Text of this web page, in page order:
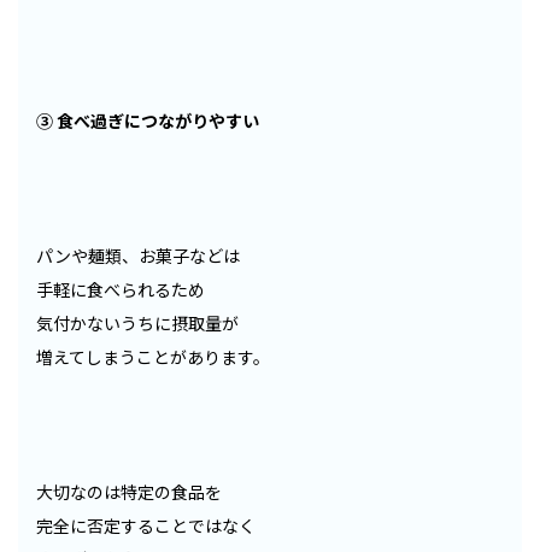
③ 食べ過ぎにつながりやすい
パンや麺類、お菓子などは
手軽に食べられるため
気付かないうちに摂取量が
増えてしまうことがあります。
大切なのは特定の食品を
完全に否定することではなく